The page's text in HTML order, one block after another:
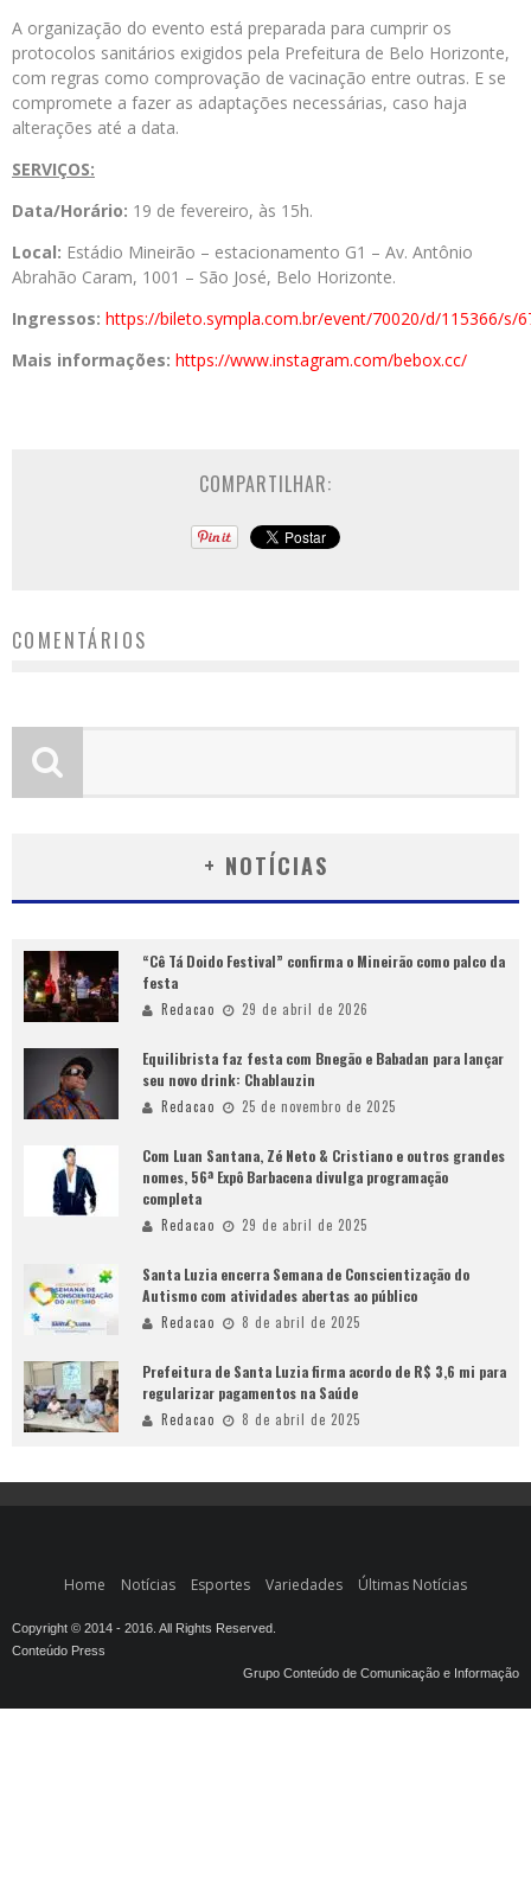
A organização do evento está preparada para cumprir os
protocolos sanitários exigidos pela Prefeitura de Belo Horizonte,
com regras como comprovação de vacinação entre outras. E se
compromete a fazer as adaptações necessárias, caso haja
alterações até a data.
SERVIÇOS:
Data/Horário: 19 de fevereiro, às 15h.
Local: Estádio Mineirão – estacionamento G1 – Av. Antônio
Abrahão Caram, 1001 – São José, Belo Horizonte.
Ingressos: https://bileto.sympla.com.br/event/70020/d/115366/s/
Mais informações: https://www.instagram.com/bebox.cc/
COMPARTILHAR:
COMENTÁRIOS
+ NOTÍCIAS
“Cê Tá Doido Festival” confirma o Mineirão como palco da
festa
Redacao 29 de abril de 2026
Equilibrista faz festa com Bnegão e Babadan para lançar
seu novo drink: Chablauzin
Redacao 25 de novembro de 2025
Com Luan Santana, Zé Neto & Cristiano e outros grandes
nomes, 56ª Expô Barbacena divulga programação
completa
Redacao 29 de abril de 2025
Santa Luzia encerra Semana de Conscientização do
Autismo com atividades abertas ao público
Redacao 8 de abril de 2025
Prefeitura de Santa Luzia firma acordo de R$ 3,6 mi para
regularizar pagamentos na Saúde
Redacao 8 de abril de 2025
Home Notícias Esportes Variedades Últimas Notícias
Copyright © 2014 - 2016. All Rights Reserved.
Conteúdo Press
Grupo Conteúdo de Comunicação e Informação